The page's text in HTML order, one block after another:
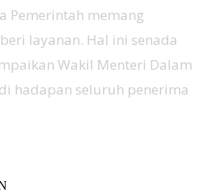
Pemerintah memang
layanan. Hal ini senada
Wakil Menteri Dalam
hadapan seluruh penerima